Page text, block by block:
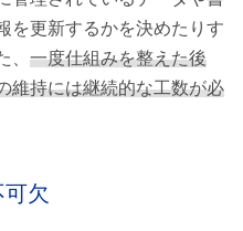
を更新するかを決めたりす
、 一度仕組みを整えた後
維持には継続的な工数が必
欠